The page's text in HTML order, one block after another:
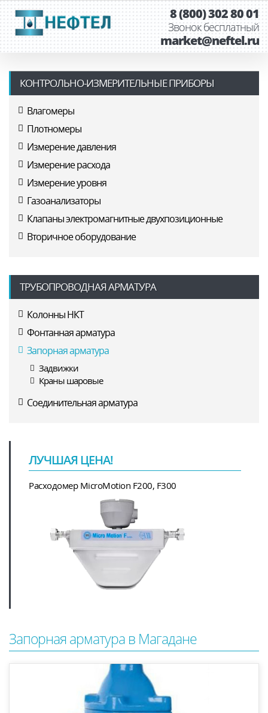
8 (800) 302 80 01
Звонок бесплатный
market@neftel.ru
КОНТРОЛЬНО-ИЗМЕРИТЕЛЬНЫЕ ПРИБОРЫ
Влагомеры
Плотномеры
Измерение давления
Измерение расхода
Измерение уровня
Газоанализаторы
Клапаны электромагнитные двухпозиционные
Вторичное оборудование
ТРУБОПРОВОДНАЯ АРМАТУРА
Колонны НКТ
Фонтанная арматура
Запорная арматура
Задвижки
Краны шаровые
Соединительная арматура
ЛУЧШАЯ ЦЕНА!
Расходомер MicroMotion F200, F300
Запорная арматура в Магадане